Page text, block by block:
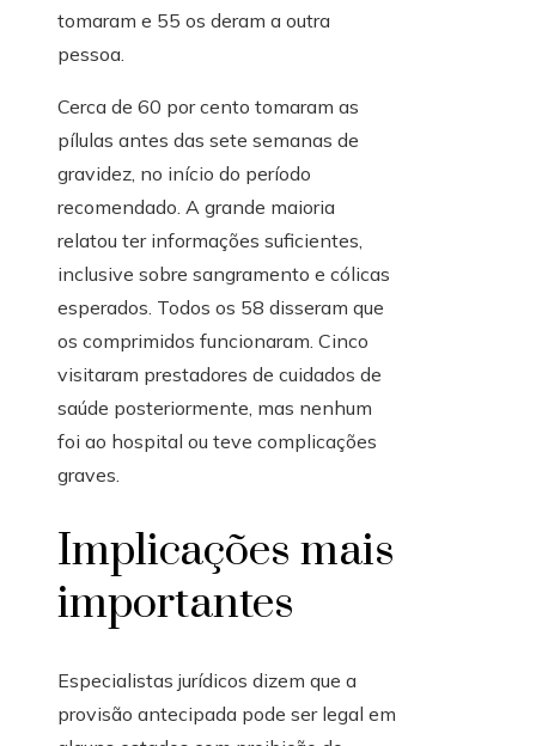
tomaram e 55 os deram a outra
pessoa.
Cerca de 60 por cento tomaram as
pílulas antes das sete semanas de
gravidez, no início do período
recomendado. A grande maioria
relatou ter informações suficientes,
inclusive sobre sangramento e cólicas
esperados. Todos os 58 disseram que
os comprimidos funcionaram. Cinco
visitaram prestadores de cuidados de
saúde posteriormente, mas nenhum
foi ao hospital ou teve complicações
graves.
Implicações mais
importantes
Especialistas jurídicos dizem que a
provisão antecipada pode ser legal em